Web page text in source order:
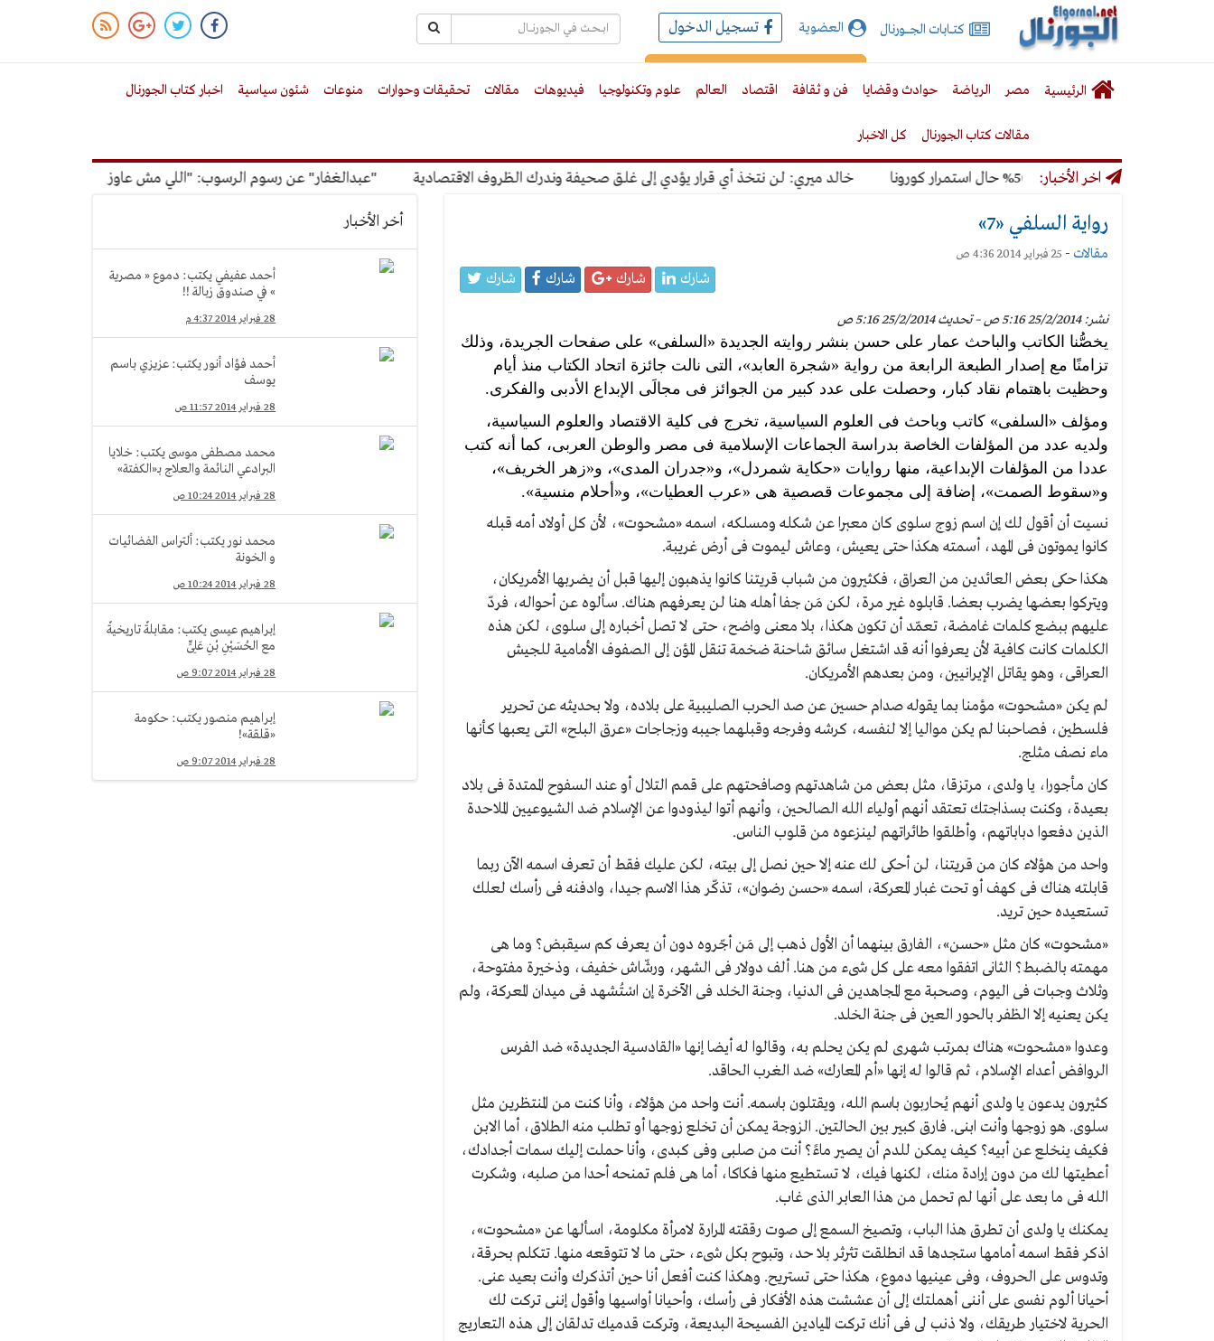
الجورنال
نت
كتـــابات الجـــــورنال العضوية تسجيل الدخول
الرئيسية مصر الرياضة حوادث وقضايا فن و ثقافة اقتصاد العالم علوم وتكنولوجيا فيديوهات مقالات تحقيقات وحوارات منوعات شئون سياسية اخبار كتاب الجورنال
مقالات كتاب الجورنال كل الاخبار
اخر الأخبار: 50% حال استمرار كورونا خالد ميري: لن نتخذ أي قرار يؤدي إلى غلق صحيفة وندرك الظروف الاقتصادية "عبدالغفار" عن رسوم الرسوب: "اللي مش عاوز يتعلم ملوش مجانية"
رواية السلفي «7»
مقالات - 25 فبراير 2014 4:36 ص
شارك شارك شارك شارك
نشر: 25/2/2014 5:16 ص – تحديث 25/2/2014 5:16 ص
يخصُّنا الكاتب والباحث عمار على حسن بنشر روايته الجديدة «السلفى» على صفحات الجريدة، وذلك
تزامنًا مع إصدار الطبعة الرابعة من رواية «شجرة العابد»، التى نالت جائزة اتحاد الكتاب منذ أيام
وحظيت باهتمام نقاد كبار، وحصلت على عدد كبير من الجوائز فى مجالَى الإبداع الأدبى والفكرى.
ومؤلف «السلفى» كاتب وباحث فى العلوم السياسية، تخرج فى كلية الاقتصاد والعلوم السياسية،
ولديه عدد من المؤلفات الخاصة بدراسة الجماعات الإسلامية فى مصر والوطن العربى، كما أنه كتب
عددا من المؤلفات الإبداعية، منها روايات «حكاية شمردل»، و«جدران المدى»، و«زهر الخريف»،
و«سقوط الصمت»، إضافة إلى مجموعات قصصية هى «عرب العطيات»، و«أحلام منسية».
نسيت أن أقول لك إن اسم زوج سلوى كان معبرا عن شكله ومسلكه، اسمه «مشحوت»، لأن كل أولاد أمه قبله
كانوا يموتون فى المهد، أسمته هكذا حتى يعيش، وعاش ليموت فى أرض غريبة.
هكذا حكى بعض العائدين من العراق، فكثيرون من شباب قريتنا كانوا يذهبون إليها قبل أن يضربها الأمريكان،
ويتركوا بعضها يضرب بعضا. قابلوه غير مرة، لكن مَن جفا أهله هنا لن يعرفهم هناك. سألوه عن أحواله، فردّ
عليهم ببضع كلمات غامضة، تعمّد أن تكون هكذا، بلا معنى واضح، حتى لا تصل أخباره إلى سلوى، لكن هذه
الكلمات كانت كافية لأن يعرفوا أنه قد اشتغل سائق شاحنة ضخمة تنقل المؤن إلى الصفوف الأمامية للجيش
العراقى، وهو يقاتل الإيرانيين، ومن بعدهم الأمريكان.
لم يكن «مشحوت» مؤمنا بما يقوله صدام حسين عن صد الحرب الصليبية على بلاده، ولا بحديثه عن تحرير
فلسطين، فصاحبنا لم يكن مواليا إلا لنفسه، كرشه وفرجه وقبلهما جيبه وزجاجات «عرق البلح» التى يعبها كأنها
ماء نصف مثلج.
كان مأجورا، يا ولدى، مرتزقا، مثل بعض من شاهدتهم وصافحتهم على قمم التلال أو عند السفوح الممتدة فى بلاد
بعيدة، وكنت بسذاجتك تعتقد أنهم أولياء الله الصالحين، وأنهم أتوا ليذودوا عن الإسلام ضد الشيوعيين الملاحدة
الذين دفعوا دباباتهم، وأطلقوا طائراتهم لينزعوه من قلوب الناس.
واحد من هؤلاء كان من قريتنا، لن أحكى لك عنه إلا حين نصل إلى بيته، لكن عليك فقط أن تعرف اسمه الآن ربما
قابلته هناك فى كهف أو تحت غبار المعركة، اسمه «حسن رضوان»، تذكّر هذا الاسم جيدا، وادفنه فى رأسك لعلك
تستعيده حين تريد.
«مشحوت» كان مثل «حسن»، الفارق بينهما أن الأول ذهب إلى مَن أجّروه دون أن يعرف كم سيقبض؟ وما هى
مهمته بالضبط؟ الثانى اتفقوا معه على كل شىء من هنا. ألف دولار فى الشهر، ورشّاش خفيف، وذخيرة مفتوحة،
وثلاث وجبات فى اليوم، وصحبة مع المجاهدين فى الدنيا، وجنة الخلد فى الآخرة إن اسْتُشهد فى ميدان المعركة، ولم
يكن يعنيه إلا الظفر بالحور العين فى جنة الخلد.
وعدوا «مشحوت» هناك بمرتب شهرى لم يكن يحلم به، وقالوا له أيضا إنها «القادسية الجديدة» ضد الفرس
الروافض أعداء الإسلام، ثم قالوا له إنها «أم المعارك» ضد الغرب الحاقد.
كثيرون يدعون يا ولدى أنهم يُحاربون باسم الله، ويقتلون باسمه. أنت واحد من هؤلاء، وأنا كنت من المنتظرين مثل
سلوى. هو زوجها وأنت ابنى. فارق كبير بين الحالتين. الزوجة يمكن أن تخلع زوجها أو تطلب منه الطلاق، أما الابن
فكيف ينخلع عن أبيه؟ كيف يمكن للدم أن يصير ماءً؟ أنت من صلبى وفى كبدى، وأنا حملت إليك سمات أجدادك،
أعطيتها لك من دون إرادة منك، لكنها فيك، لا تستطيع منها فكاكا، أما هى فلم تمنحه أحدا من صلبه، وشكرت
الله فى ما بعد على أنها لم تحمل من هذا العابر الذى غاب.
يمكنك يا ولدى أن تطرق هذا الباب، وتصيخ السمع إلى صوت رققته المرارة لامرأة مكلومة، اسألها عن «مشحوت»،
اذكر فقط اسمه أمامها ستجدها قد انطلقت تثرثر بلا حد، وتبوح بكل شىء، حتى ما لا تتوقعه منها. تتكلم بحرقة،
وتدوس على الحروف، وفى عينيها دموع، هكذا حتى تستريح. وهكذا كنت أفعل أنا حين أتذكرك وأنت بعيد عنى.
أحيانا ألوم نفسى على أننى أهملتك إلى أن عششت هذه الأفكار فى رأسك، وأحيانا أواسيها وأقول إننى تركت لك
الحرية لاختيار طريقك، ولا ذنب لى فى أنك تركت الميادين الفسيحة البديعة، وتركت قدميك تدلقان إلى هذه التعاريج
أخر الأخبار
أحمد عفيفي يكتب: دموع « مصرية
» في صندوق زبالة !!
28 فبراير 2014 4:37 م
أحمد فؤاد أنور يكتب: عزيزي باسم
يوسف
28 فبراير 2014 11:57 ص
محمد مصطفى موسى يكتب: خلايا
البرادعي النائمة والعلاج بـ«الكفتة»
28 فبراير 2014 10:24 ص
محمد نور يكتب: ألتراس الفضائيات
و الخونة
28 فبراير 2014 10:24 ص
إبراهيم عيسى يكتب: مقابلةٌ تاريخيةٌ
مع الحُسَيْنِ بْنِ عَلِىٍّ
28 فبراير 2014 9:07 ص
إبراهيم منصور يكتب: حكومة
«قلقة»!
28 فبراير 2014 9:07 ص